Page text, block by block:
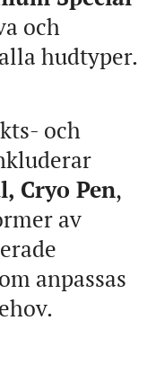
och
hudtyper.
och
Cryo Pen,
av
anpassas